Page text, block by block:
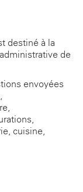
destiné à la
de
envoyées
cuisine,